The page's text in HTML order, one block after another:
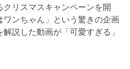
リスマスキャンペーンを開
ンちゃん」という驚きの企画
説した動画が「可愛すぎる」